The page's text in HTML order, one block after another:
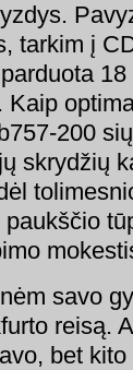
tarkim į
Kaip
200
skrydžių
savo
reisą.
bet